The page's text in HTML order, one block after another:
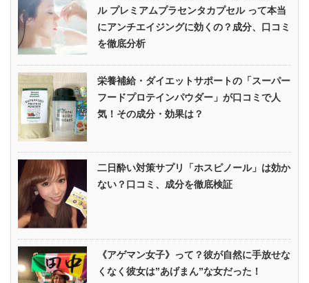
ル プレミアムプラセンタカプセル って本当
にアンチエイジングに効くの？成分、口コミ
を徹底分析
栄養補給・ダイエットサポートの「スーパー
フードプロテインパウダー」が口コミで人
気！その成分・効果は？
二日酔い対策サプリ「ホスピノール」は効か
ない？口コミ、成分を徹底検証
《アゲマン女子》って？彼が自然に手放せな
くなく彼女は”あげまん”な女だった！